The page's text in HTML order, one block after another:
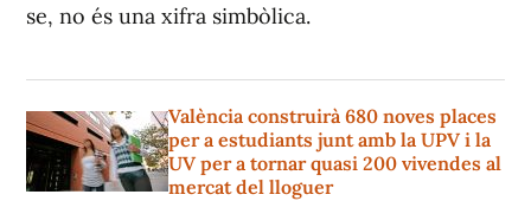
se, no és una xifra simbòlica.
València construirà 680 noves places
per a estudiants junt amb la UPV i la
UV per a tornar quasi 200 vivendes al
mercat del lloguer